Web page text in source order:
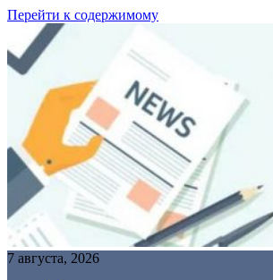
Перейти к содержимому
7 августа, 2026